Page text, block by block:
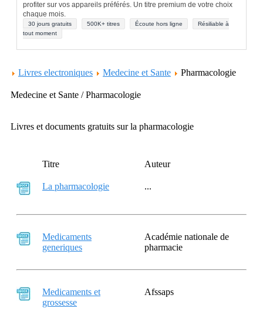
profiter sur vos appareils préférés. Un titre premium de votre choix
chaque mois.
30 jours gratuits 500K+ titres Écoute hors ligne
Résiliable à
tout moment
Livres electroniques Medecine et Sante Pharmacologie
Medecine et Sante / Pharmacologie
Livres et documents gratuits sur la pharmacologie
Titre Auteur
La pharmacologie ...
Medicaments
generiques
Académie nationale de
pharmacie
Medicaments et
grossesse
Afssaps